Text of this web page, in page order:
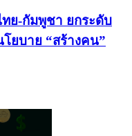
ทย-กัมพูชา ยกระดับ
ยบาย “สร้างคน”